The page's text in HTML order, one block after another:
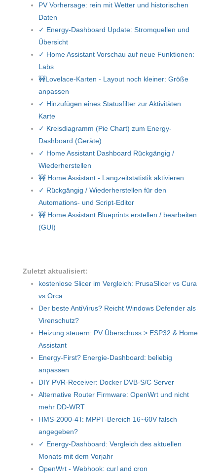
PV Vorhersage: rein mit Wetter und historischen
Daten
✓ Energy-Dashboard Update: Stromquellen und
Übersicht
✓ Home Assistant Vorschau auf neue Funktionen:
Labs
🚧Lovelace-Karten - Layout noch kleiner: Größe
anpassen
✓ Hinzufügen eines Statusfilter zur Aktivitäten
Karte
✓ Kreisdiagramm (Pie Chart) zum Energy-
Dashboard (Geräte)
✓ Home Assistant Dashboard Rückgängig /
Wiederherstellen
🚧 Home Assistant - Langzeitstatistik aktivieren
✓ Rückgängig / Wiederherstellen für den
Automations- und Script-Editor
🚧 Home Assistant Blueprints erstellen / bearbeiten
(GUI)
Zuletzt aktualisiert:
kostenlose Slicer im Vergleich: PrusaSlicer vs Cura
vs Orca
Der beste AntiVirus? Reicht Windows Defender als
Virenschutz?
Heizung steuern: PV Überschuss > ESP32 & Home
Assistant
Energy-First? Energie-Dashboard: beliebig
anpassen
DIY PVR-Receiver: Docker DVB-S/C Server
Alternative Router Firmware: OpenWrt und nicht
mehr DD-WRT
HMS-2000-4T: MPPT-Bereich 16~60V falsch
angegeben?
✓ Energy-Dashboard: Vergleich des aktuellen
Monats mit dem Vorjahr
OpenWrt - Webhook: curl and cron